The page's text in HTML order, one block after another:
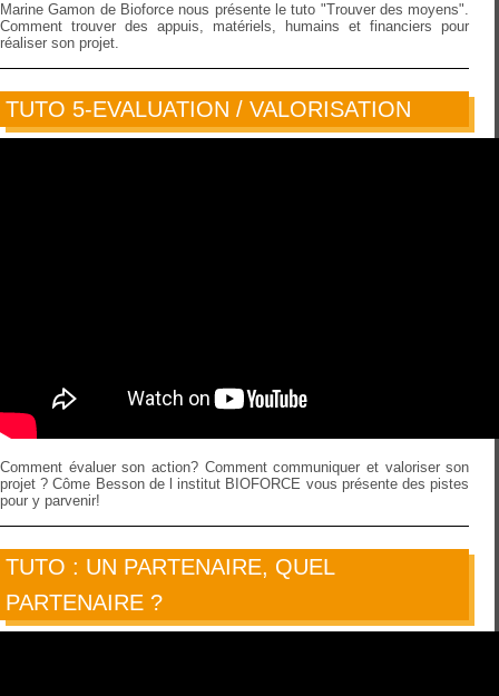
Marine Gamon de Bioforce nous présente le tuto "Trouver des moyens".
Comment trouver des appuis, matériels, humains et financiers pour
réaliser son projet.
TUTO 5-EVALUATION / VALORISATION
Comment évaluer son action? Comment communiquer et valoriser son
projet ? Côme Besson de l institut BIOFORCE vous présente des pistes
pour y parvenir!
TUTO : UN PARTENAIRE, QUEL
PARTENAIRE ?